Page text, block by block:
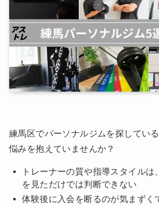
練馬区でパーソナルジムを探してい
悩みを抱えていませんか？
トレーナーの質や指導スタイルは
を見ただけでは判断できない
体験後に入会を断るのが気まずく